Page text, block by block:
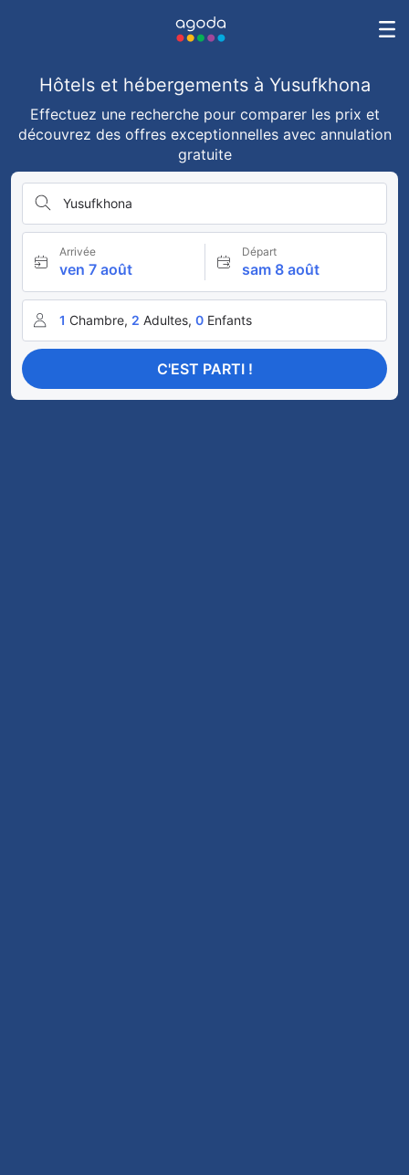
Hôtels et hébergements à Yusufkhona
Effectuez une recherche pour comparer les prix et
découvrez des offres exceptionnelles avec annulation
gratuite
Yusufkhona
Arrivée
ven 7 août
Départ
sam 8 août
1 Chambre, 2 Adultes, 0 Enfants
C'EST PARTI !